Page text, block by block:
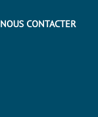
NOUS CONTACTER